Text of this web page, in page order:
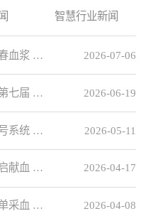
智慧行业新闻
2026-07-06
血浆 …
2026-06-19
七届 …
2026-05-11
系统 …
2026-04-17
献血 …
2026-04-08
采血 …